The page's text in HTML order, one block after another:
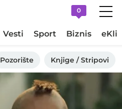
0
Vesti Sport Biznis
Pozorište Knjige / Stripovi